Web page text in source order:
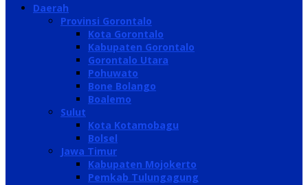
Daerah
Provinsi Gorontalo
Kota Gorontalo
Kabupaten Gorontalo
Gorontalo Utara
Pohuwato
Bone Bolango
Boalemo
Sulut
Kota Kotamobagu
Bolsel
Jawa Timur
Kabupaten Mojokerto
Pemkab Tulungagung